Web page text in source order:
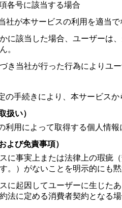
各号に該当する場合
社が本サービスの利用を適当
に該当した場合、ユーザーは
。
き当社が行った行為によりユ
の手続きにより、本サービスか
扱い）
利用によって取得する個人情報
よび免責事項）
に事実上または法律上の瑕疵
。）がないことを明示的にも
に起因してユーザーに生じた
法に定める消費者契約となる